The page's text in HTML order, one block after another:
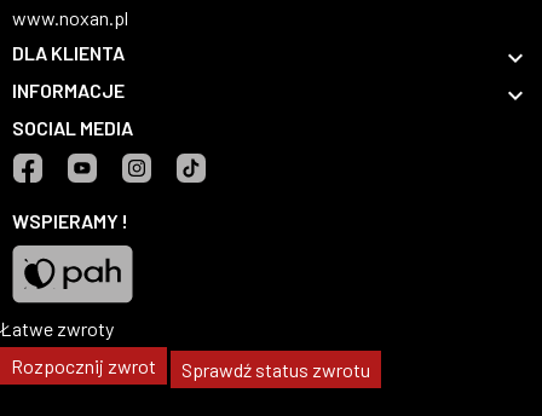
www.noxan.pl
DLA KLIENTA

INFORMACJE 
SOCIAL MEDIA
WSPIERAMY !
Pah
Łatwe zwroty
Rozpocznij zwrot
Sprawdź status zwrotu